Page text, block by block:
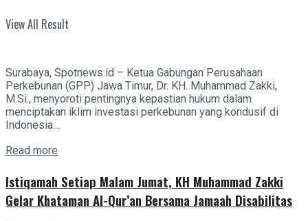
View All Result
Surabaya, Spotnews.id – Ketua Gabungan Perusahaan
Perkebunan (GPP) Jawa Timur, Dr. KH. Muhammad Zakki,
M.Si., menyoroti pentingnya kepastian hukum dalam
menciptakan iklim investasi perkebunan yang kondusif di
Indonesia....
Read more
Istiqamah Setiap Malam Jumat, KH Muhammad Zakki
Gelar Khataman Al-Qur’an Bersama Jamaah Disabilitas